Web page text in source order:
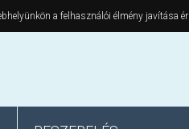
a felhasználói élmény javítása